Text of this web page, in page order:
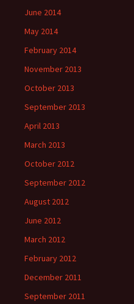
June 2014
May 2014
February 2014
November 2013
October 2013
September 2013
April 2013
March 2013
October 2012
September 2012
August 2012
June 2012
March 2012
February 2012
December 2011
September 2011